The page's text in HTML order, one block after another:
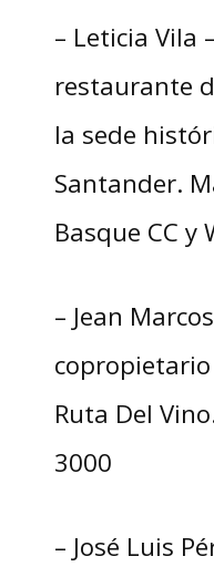
– Leticia Vila
restaurante
la sede
Santander.
Basque CC y
– Jean
Ruta Del
3000
– José Luis